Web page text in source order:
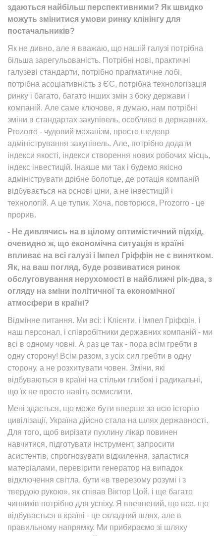
здаються найбільш перспективними? Як швидко
можуть змінитися умови ринку клінінгу для
постачальників?
Як не дивно, але я вважаю, що нашій галузі потрібна
більша зарегульованість. Потрібні нові, практичні
галузеві стандарти, потрібно прагматичне лобі,
потрібна асоціативність з ЄС, потрібна технологізація
ринку і багато, багато інших змін з боку держави і
компаній. Але саме ключове, я думаю, нам потрібні
зміни в стандартах закупівель, особливо в державних.
Prozorro - чудовий механізм, просто шедевр
адміністрування закупівель. Але, потрібно додати
індекси якості, індекси створення нових робочих місць,
індекс інвестицій. Інакше ми так і будемо якісно
адмініструвати дрібне болотце, де ротація компаній
відбувається на основі ціни, а не інвестицій і
технологій. А це тупик. Хоча, повторюся, Prozorro - це
прорив.
- Не дивлячись на в цілому оптимістичний підхід,
очевидно ж, що економічна ситуація в країні
впливає на всі галузі і Імпел Гріффін не є винятком.
Як, на ваш погляд, буде розвиватися ринок
обслуговування нерухомості в найближчі рік-два, з
огляду на зміни політичної та економічної
атмосфери в країні?
Відмінне питання. Ми всі: і Клієнти, і Імпел Гріффін, і
наш персонал, і співробітники державних компаній - ми
всі в одному човні. А раз це так - пора всім гребти в
одну сторону! Всім разом, з усіх сил гребти в одну
сторону, а не розхитувати човен. Зміни, які
відбуваються в країні на стільки глибокі і радикальні,
що їх не просто навіть осмислити.
Мені здається, що може бути вперше за всю історію
цивілізації, Україна дійсно стала на шлях державності.
Для того, щоб вирізати пухлину лікар повинен
навчитися, підготувати інструмент, запросити
асистентів, спрогнозувати відхилення, запастися
матеріалами, перевірити генератор на випадок
відключення світла, бути «в тверезому розумі і з
твердою рукою», як співав Віктор Цой, і ще багато
чинників потрібно для успіху. Я впевнений, що все, що
відбувається в країні - це складний шлях, але в
правильному напрямку. Ми прибираємо зі шляху